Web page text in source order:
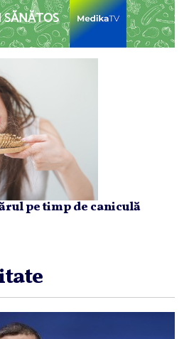
pe timp de caniculă